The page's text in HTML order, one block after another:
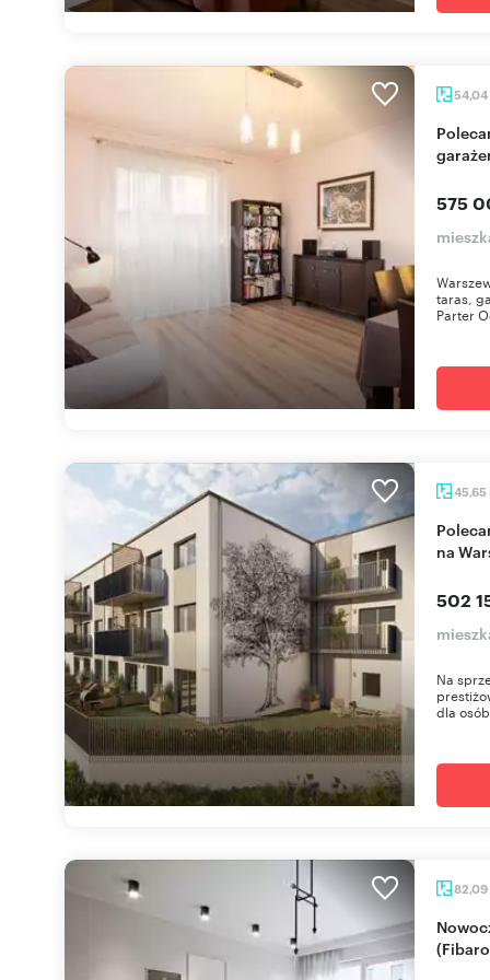
54,04
Polecam 2-pokojowe mieszkanie z ogródkiem,
575
taras,
Parter
45,65
Polecam nowoczesny apartament z ogródkiem
na
502
Na
dla
82,09
Nowoczesny apartament 82 m² z 2 balkonami